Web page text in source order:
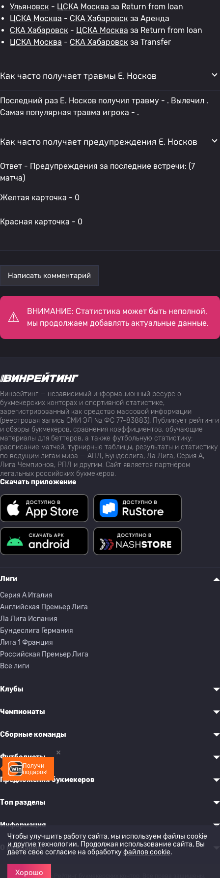
Ульяновск - ЦСКА Москва за Return from loan
ЦСКА Москва - СКА Хабаровск за Аренда
СКА Хабаровск - ЦСКА Москва за Return from loan
ЦСКА Москва - СКА Хабаровск за Transfer
Как часто получает травмы E. Носков
Последний раз E. Носков получил травму - . Вылечил .
Самая популярная травма игрока - .
Как часто получает предупреждения E. Носков
Ответ - Предупреждения за последние встречи: (7
матча)
Желтая карточка - 0
Красная карточка - 0
Написать комментарий
ВНИМАНИЕ: Статистика может быть неполной,
мы продолжаем добавлять актуальные данные.
Получи
подарок!
Винрейтинг — независимый информационный ресурс о
букмекерских конторах и спортивной статистике,
зарегистрированный как средство массовой информации
(реестровая запись СМИ ЭЛ № ФС 77-83883). Публикует рейтинги
и обзоры букмекеров, сравнения коэффициентов, обучающие
материалы для беттеров, а также футбольную статистику:
расписание матчей, турнирные таблицы, результаты и статистику
по ведущим лигам мира — АПЛ, Бундеслига, Ла Лига, Серия А,
Лига Чемпионов, РПЛ и другим. Сайт является партнёром
легальных российских букмекеров.
Скачать приложение
Лиги
Серия A Италия
Английская Премьер Лига
Ла Лига Испания
Бундеслига Германия
Лига 1 Франция
Российская Премьер Лига
Все лиги
Клубы
Чемпионаты
Сборные команды
Футболисты
Предложения букмекеров
Топ разделы
Информация
О компании
© 2022-2026 Рейтинг букмекерских контор. Все права защищены.
Чтобы улучшить работу сайта, мы используем файлы cookie
и другие технологии. Продолжая использование сайта, Вы
даете свое согласие на обработкуфайлов cookie.
Хорошо